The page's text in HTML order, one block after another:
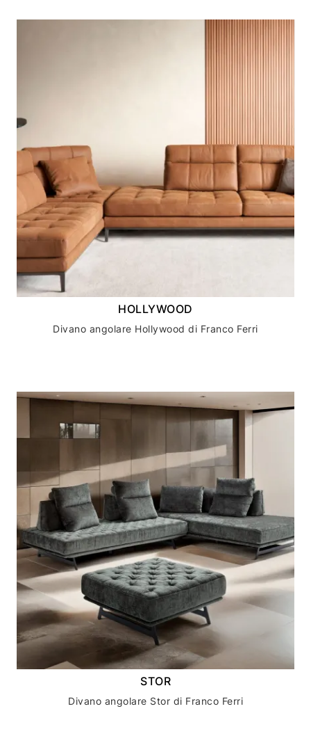
HOLLYWOOD
Divano angolare Hollywood di Franco Ferri
STOR
Divano angolare Stor di Franco Ferri